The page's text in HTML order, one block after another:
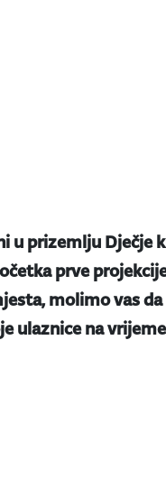
u prizemlju Dječje
prve
molimo vas
ulaznice na